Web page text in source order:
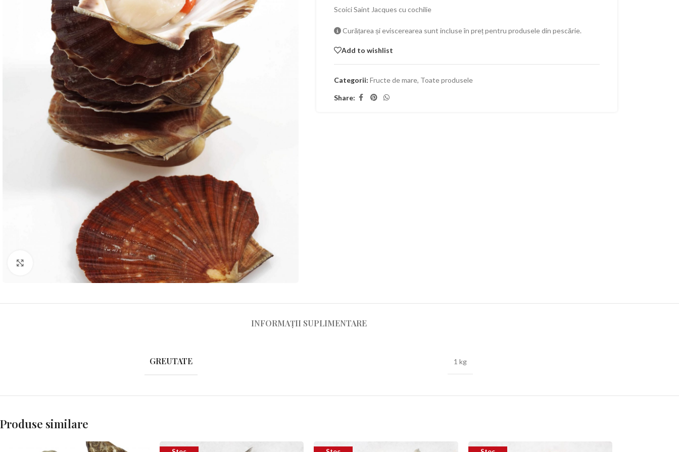
Click to enlarge
Scoici Saint Jacques cu cochilie
Curățarea și eviscerearea sunt incluse în preț pentru produsele din pescărie.
Add to wishlist
Categorii: Fructe de mare, Toate produsele
Share:
INFORMAȚII SUPLIMENTARE
GREUTATE 1 kg
Produse similare